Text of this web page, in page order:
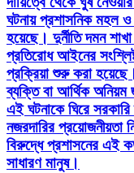
ঘটনায় প্রশাসনিক মহল ও
হয়েছে। দুর্নীতি দমন
প্রতিরোধ আইনের
প্রক্রিয়া শুরু করা
ব্যক্তি বা আর্থিক অনিয়ম
এই ঘটনাকে ঘিরে
নজরদারির প্রয়োজনীয়তা
বিরুদ্ধে প্রশাসনের এই
সাধারণ মানুষ।